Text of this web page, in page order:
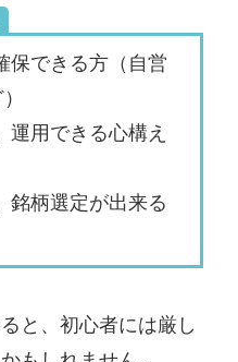
保できる方（自営
運用できる心構え
銘柄選定が出来る
と、初心者には厳し